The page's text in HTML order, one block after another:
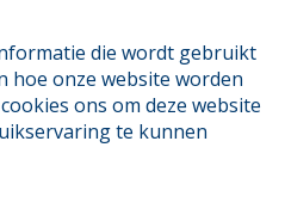
die wordt gebruikt
hoe onze website worden
ons om deze website
te kunnen